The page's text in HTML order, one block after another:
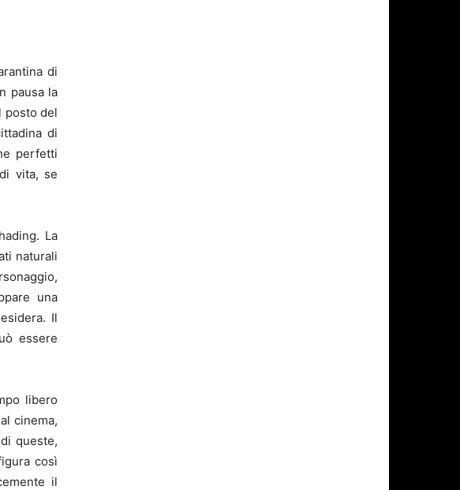
di
pausa la
posto del
di
perfetti
vita, se
La
naturali
una
Il
essere
libero
cinema,
queste,
così
il